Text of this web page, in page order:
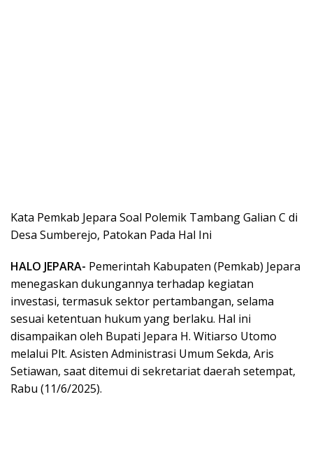
Kata Pemkab Jepara Soal Polemik Tambang Galian C di
Desa Sumberejo, Patokan Pada Hal Ini
HALO JEPARA- Pemerintah Kabupaten (Pemkab) Jepara
menegaskan dukungannya terhadap kegiatan
investasi, termasuk sektor pertambangan, selama
sesuai ketentuan hukum yang berlaku. Hal ini
disampaikan oleh Bupati Jepara H. Witiarso Utomo
melalui Plt. Asisten Administrasi Umum Sekda, Aris
Setiawan, saat ditemui di sekretariat daerah setempat,
Rabu (11/6/2025).